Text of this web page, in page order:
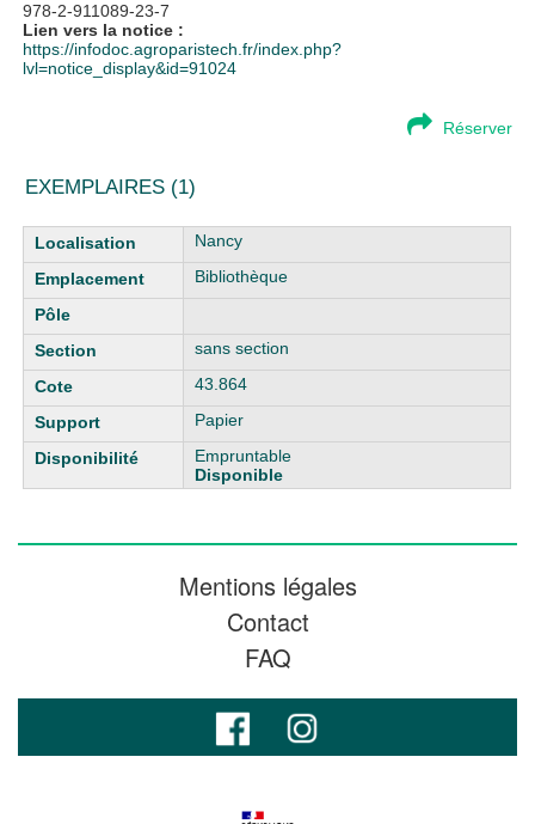
978-2-911089-23-7
Lien vers la notice :
https://infodoc.agroparistech.fr/index.php?
lvl=notice_display&id=91024
Réserver
EXEMPLAIRES (1)
Liste des exemplaires
Nancy
Bibliothèque
sans section
43.864
Papier
Empruntable
Disponible
Mentions légales
Contact
FAQ